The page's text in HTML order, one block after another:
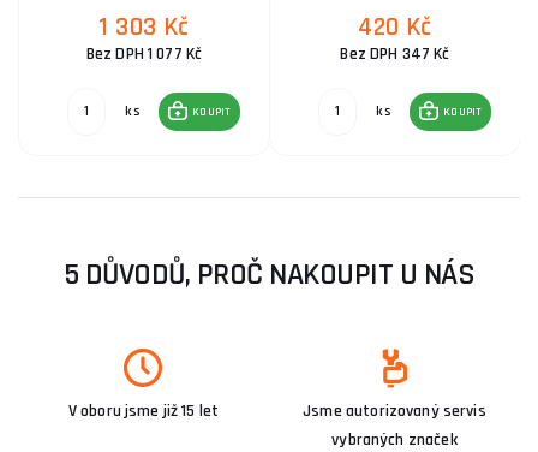
1 303 Kč
Bez DPH 1 077 Kč
ks KOUPIT
420 Kč
Bez DPH 347 Kč
ks KOUPIT
5 DŮVODŮ, PROČ NAKOUPIT U NÁS
V oboru jsme již 15 let
Jsme autorizovaný servis
vybraných značek